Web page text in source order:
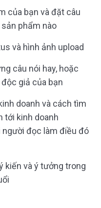
của bạn và đặt câu
phẩm nào
và hình ảnh upload
câu nói hay, hoặc
giả của bạn
doanh và cách tìm
tới kinh doanh
người đọc làm điều đó
kiến và ý tưởng trong